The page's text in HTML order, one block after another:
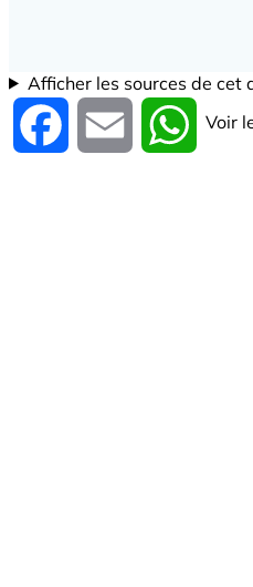
Afficher les sources de cet
Facebook Email Voir